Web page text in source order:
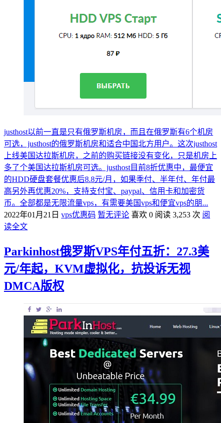
justhost以前一直是只有俄罗斯机房，而且在俄罗斯有6个机房
可选，justhost的俄罗斯机房和适合中国北方用户。这次justhost
上线美国达拉斯机房，之前的购买链接没有变化，只是机房上
多了个美国达拉斯机房可选。justhost目前8折优惠中，最便宜
的HDD硬盘套餐优惠后8.8元/月，如果季付、半年付、年付最
高另外再优惠20%，支持支付宝、paypal、信用卡和加密货
币。全部都是无限流量vps，有需要美国vps和便宜vps的朋...
2022年01月21日 vps优惠码 暂无评论 喜欢 0 阅读 3,253 次 阅
读全文
Parkinhost俄罗斯VPS年付五折：27.3美
元/年起，KVM虚拟化，抗投诉无视
DMCA版权